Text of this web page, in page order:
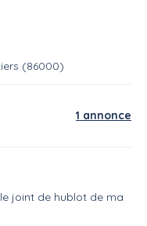
(86000)
1 annonce
joint de hublot de ma